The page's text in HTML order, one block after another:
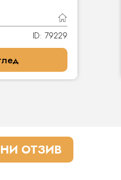
ID: 79229
ОТЗИВ